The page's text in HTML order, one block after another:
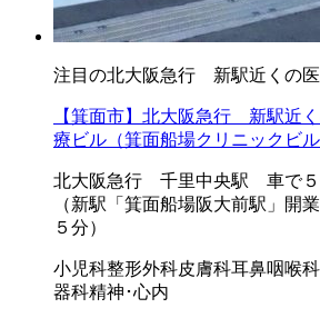
注目の北大阪急行 新駅近くの
【箕面市】北大阪急行 新駅近
療ビル（箕面船場クリニックビル
北大阪急行 千里中央駅 車で
（新駅「箕面船場阪大前駅」開
５分）
小児科整形外科皮膚科耳鼻咽喉科
器科精神･心内